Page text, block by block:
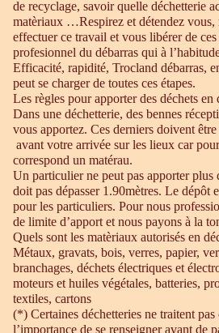
de recyclage, savoir quelle déchetterie
matèriaux …Respirez et détendez vous,
effectuer ce travail et vous libérer de
profesionnel du débarras qui à
Efficacité, rapidité, Trocland débarras,
peut se charger de toutes ces étapes.
Les règles pour apporter des déchets en
Dans une déchetterie, des bennes
vous apportez. Ces derniers doivent
avant votre arrivée sur les lieux car
correspond un matérau.
Un particulier ne peut pas apporter plus
doit pas dépasser 1.90mètres. Le dépôt
pour les particuliers. Pour nous
de limite d’apport et nous payons à la
Quels sont les matèriaux autorisés en
Métaux, gravats, bois, verres, papier,
branchages, déchets électriques et
moteurs et huiles végétales, batteries,
textiles, cartons
(*) Certaines déchetteries ne traitent pas
l’importance de se renseigner avant de